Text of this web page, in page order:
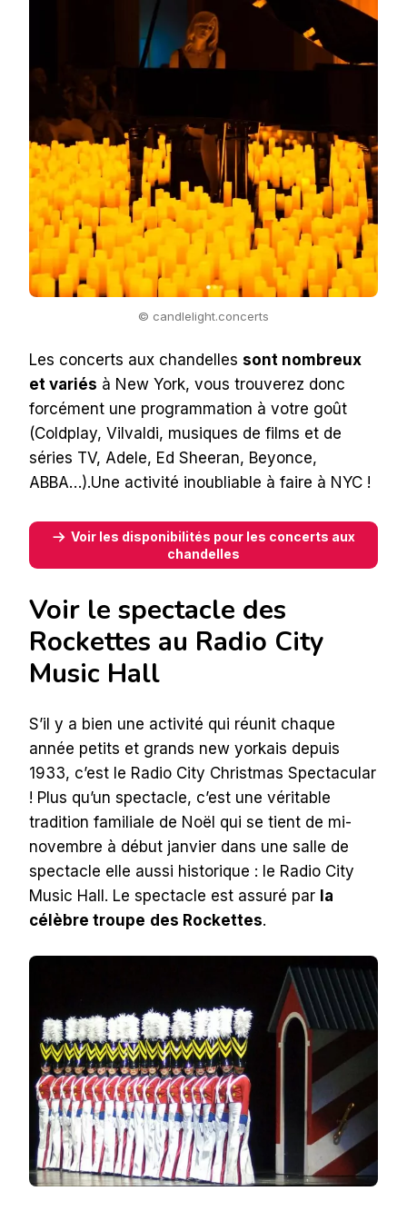
© candlelight.concerts
Les concerts aux chandelles sont nombreux
et variés à New York, vous trouverez donc
forcément une programmation à votre goût
(Coldplay, Vilvaldi, musiques de films et de
séries TV, Adele, Ed Sheeran, Beyonce,
ABBA…).Une activité inoubliable à faire à NYC !
Voir les disponibilités pour les concerts aux
chandelles
Voir le spectacle des
Rockettes au Radio City
Music Hall
S’il y a bien une activité qui réunit chaque
année petits et grands new yorkais depuis
1933, c’est le Radio City Christmas Spectacular
! Plus qu’un spectacle, c’est une véritable
tradition familiale de Noël qui se tient de mi-
novembre à début janvier dans une salle de
spectacle elle aussi historique : le Radio City
Music Hall. Le spectacle est assuré par la
célèbre troupe des Rockettes.